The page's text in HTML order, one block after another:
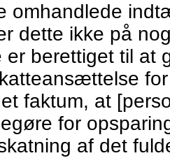
omhandlede
dette ikke på
er berettiget til
faktum, at
for
af det